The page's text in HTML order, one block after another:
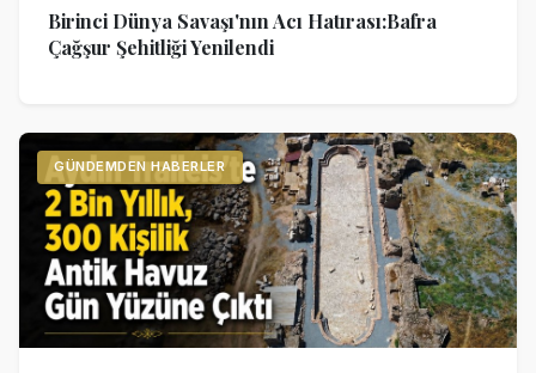
Birinci Dünya Savaşı'nın Acı Hatırası:Bafra
Çağşur Şehitliği Yenilendi
GÜNDEMDEN HABERLER